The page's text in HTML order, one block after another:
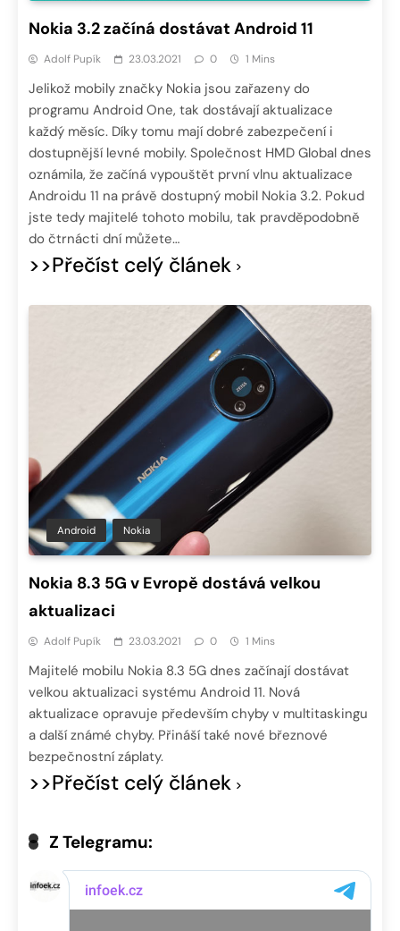
Nokia 3.2 začíná dostávat Android 11
Adolf Pupík 23.03.2021 0 1 Mins
Jelikož mobily značky Nokia jsou zařazeny do
programu Android One, tak dostávají aktualizace
každý měsíc. Díky tomu mají dobré zabezpečení i
dostupnější levné mobily. Společnost HMD Global dnes
oznámila, že začíná vypouštět první vlnu aktualizace
Androidu 11 na právě dostupný mobil Nokia 3.2. Pokud
jste tedy majitelé tohoto mobilu, tak pravděpodobně
do čtrnácti dní můžete…
>>Přečíst celý článek
Android Nokia
Nokia 8.3 5G v Evropě dostává velkou
aktualizaci
Adolf Pupík 23.03.2021 0 1 Mins
Majitelé mobilu Nokia 8.3 5G dnes začínají dostávat
velkou aktualizaci systému Android 11. Nová
aktualizace opravuje především chyby v multitaskingu
a další známé chyby. Přináší také nové březnové
bezpečnostní záplaty.
>>Přečíst celý článek
Z Telegramu: